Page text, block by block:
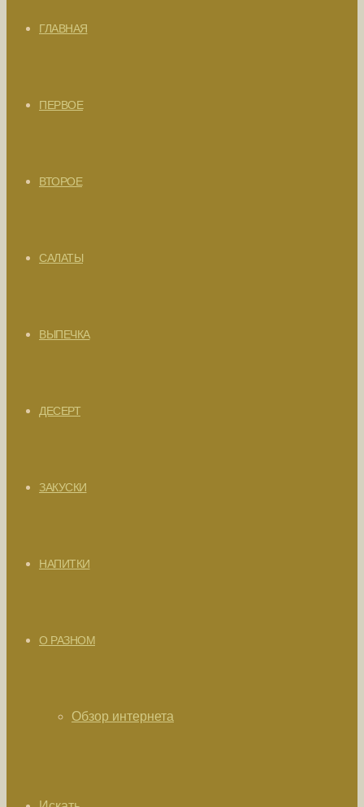
ГЛАВНАЯ
ПЕРВОЕ
ВТОРОЕ
САЛАТЫ
ВЫПЕЧКА
ДЕСЕРТ
ЗАКУСКИ
НАПИТКИ
О РАЗНОМ
Обзор интернета